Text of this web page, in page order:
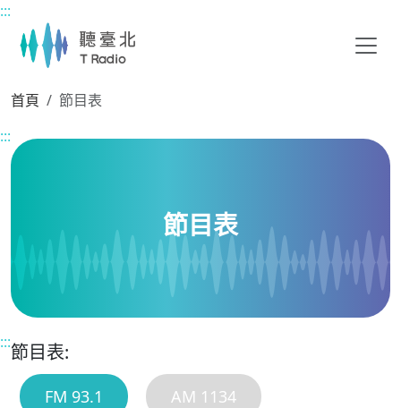
主要內容區塊
:::
首頁
節目表
:::
節目表
:::節目表:
FM 93.1 AM 1134